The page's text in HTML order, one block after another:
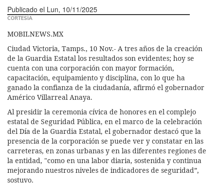
Publicado el Lun, 10/11/2025
CORTESÍA
MOBILNEWS.MX
Ciudad Victoria, Tamps., 10 Nov.- A tres años de la creación
de la Guardia Estatal los resultados son evidentes; hoy se
cuenta con una corporación con mayor formación,
capacitación, equipamiento y disciplina, con lo que ha
ganado la confianza de la ciudadanía, afirmó el gobernador
Américo Villarreal Anaya.
Al presidir la ceremonia cívica de honores en el complejo
estatal de Seguridad Pública, en el marco de la celebración
del Día de la Guardia Estatal, el gobernador destacó que la
presencia de la corporación se puede ver y constatar en las
carreteras, en zonas urbanas y en las diferentes regiones de
la entidad, "como en una labor diaria, sostenida y continua
mejorando nuestros niveles de indicadores de seguridad”,
sostuvo.